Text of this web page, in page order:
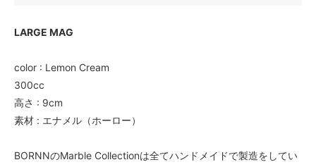
LARGE MAG
color : Lemon Cream
300cc
高さ : 9cm
素材 : エナメル（ホーロー）
BORNNのMarble Collectionは全てハンドメイドで製造をしてい